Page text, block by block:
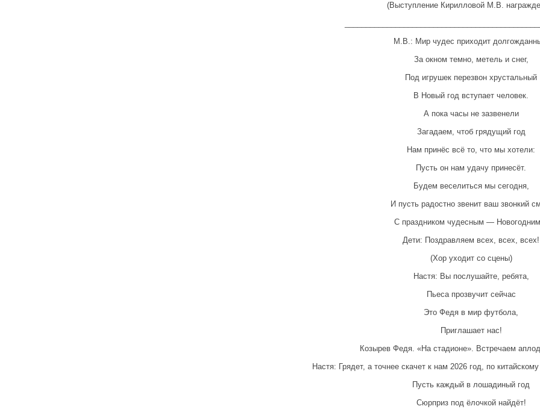
(Выступление Кирилловой М.В.
М.В.: Мир чудес приходит
За окном темно, метель и снег,
Под игрушек перезвон хрустальный
В Новый год вступает человек.
А пока часы не зазвенели
Загадаем, чтоб грядущий год
Нам принёс всё то, что мы хотели:
Пусть он нам удачу принесёт.
Будем веселиться мы сегодня,
И пусть радостно звенит ваш звонкий
С праздником чудесным —
Дети: Поздравляем всех, всех, всех!
(Хор уходит со сцены)
Настя: Вы послушайте, ребята,
Пьеса прозвучит сейчас
Это Федя в мир футбола,
Приглашает нас!
Козырев Федя. «На стадионе». Встречаем
Настя: Грядет, а точнее скачет к нам 2026 год, по
Пусть каждый в лошадиный год
Сюрприз под ёлочкой найдёт!